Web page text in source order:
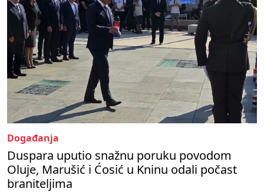
Događanja
Duspara uputio snažnu poruku povodom
Oluje, Marušić i Ćosić u Kninu odali počast
braniteljima